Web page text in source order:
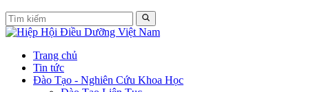
Trang chủ
Tin tức
Đào Tạo - Nghiên Cứu Khoa Học